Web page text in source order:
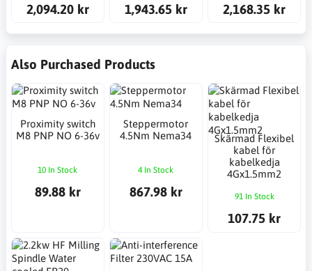
2,094.20 kr 1,943.65 kr 2,168.35 kr
Also Purchased Products
Proximity switch
M8 PNP NO 6-36v
10 In Stock
89.88 kr
Steppermotor
4.5Nm Nema34
4 In Stock
867.98 kr
Skärmad Flexibel
kabel för
kabelkedja
4Gx1.5mm2
91 In Stock
107.75 kr